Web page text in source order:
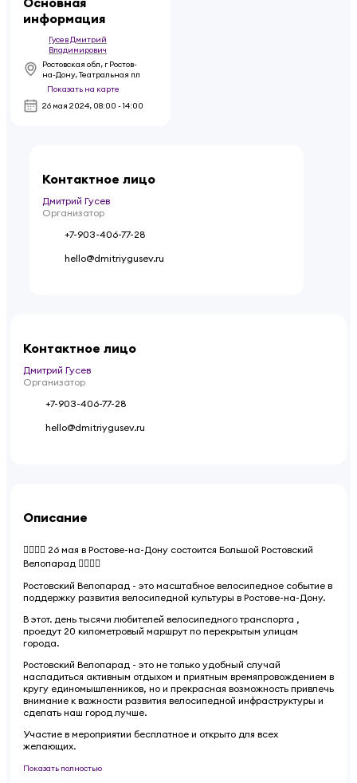
информация
Гусев Дмитрий
Владимирович
Ростовская обл, г Ростов-
на-Дону, Театральная пл
Показать на карте
26 мая 2024, 08:00 - 14:00
Контактное лицо
Дмитрий Гусев
Организатор
+7-903-406-77-28
hello@dmitriygusev.ru
Контактное лицо
Дмитрий Гусев
Организатор
+7-903-406-77-28
hello@dmitriygusev.ru
Описание
🚴‍♀️🚴‍♂️ 26 мая в Ростове-на-Дону состоится Большой Ростовский
Велопарад 🚴‍♀️🚴‍♂️
Ростовский Велопарад - это масштабное велосипедное событие в
поддержку развития велосипедной культуры в Ростове-на-Дону.
В этот. день тысячи любителей велосипедного транспорта ,
проедут 20 километровый маршрут по перекрытым улицам
города.
Ростовский Велопарад - это не только удобный случай
насладиться активным отдыхом и приятным времяпровождением в
кругу единомышленников, но и прекрасная возможность привлечь
внимание к важности развития велосипедной инфраструктуры и
сделать наш город лучше.
Участие в мероприятии бесплатное и открыто для всех
желающих.
Показать полностью